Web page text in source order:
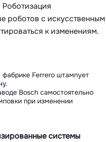
роботов с искусственным
к изменениям.
фабрике Ferrero штампует
Bosch самостоятельно
при изменении
системы